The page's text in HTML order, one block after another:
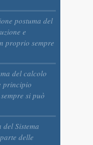
postuma del
e
proprio sempre
del calcolo
principio
si può
Sistema
delle